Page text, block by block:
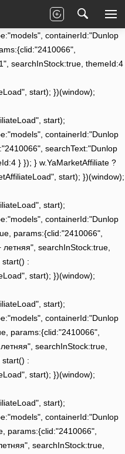
start);
containerId:"Dunlop
searchInStock:true, themeId:4
start); })(window);
start);
containerId:"Dunlop
searchText:"Dunlop
} }); } w.YaMarketAffiliate ?
start); })(window);
start);
containerId:"Dunlop
params:{clid:"2410066",
searchInStock:true,
start() :
start); })(window);
start);
containerId:"Dunlop
params:{clid:"2410066",
searchInStock:true,
start() :
start); })(window);
start);
containerId:"Dunlop
params:{clid:"2410066",
searchInStock:true,